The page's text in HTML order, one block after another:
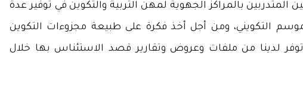
بالمراكز الجهوية لمهن التربية والتكوين في توفير عدة
التكويني، ومن أجل أخذ فكرة على طبيعة مجزوءات التكوين
توفر لدينا من ملفات وعروض وتقارير قصد الاستئناس بها خلال